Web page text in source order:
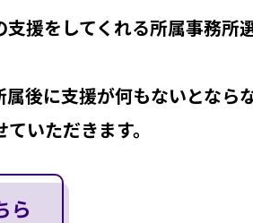
援をしてくれる所属事務所
後に支援が何もないとなら
いただきます。
ら